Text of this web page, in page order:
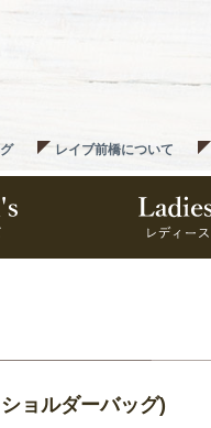
レイブ前橋について
ョルダーバッグ)